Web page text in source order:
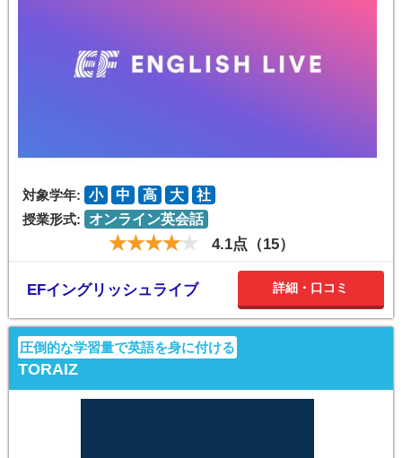
対象学年: 小 中 高 大
社
授業形式:
オンライン英会話
4.1点（15）
EFイングリッシュライブ 詳細・口コミ
圧倒的な学習量で英語を身に付ける
TORAIZ